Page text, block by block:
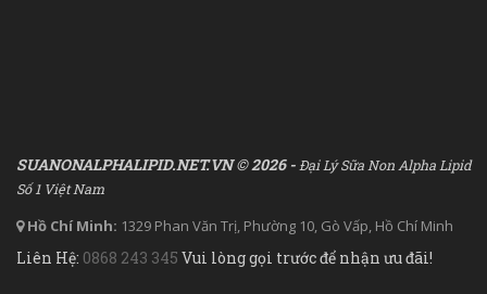
SUANONALPHALIPID.NET.VN © 2026 -Đại Lý Sữa Non Alpha Lipid
Số 1 Việt Nam
Hồ Chí Minh: 1329 Phan Văn Trị, Phường 10, Gò Vấp, Hồ Chí Minh
Liên Hệ: 0868 243 345 Vui lòng gọi trước để nhận ưu đãi!